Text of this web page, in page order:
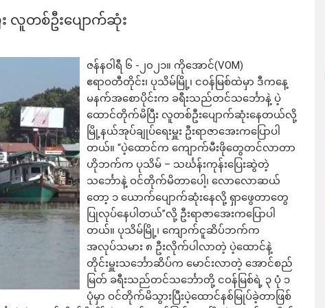
လူတစ်ဦးပျောက်ဆုံး
ဇန်နဝါရီ ၆ -၂၀၂၁။ ကိုအောင်(VOM)
ဧရာဝတီတိုင်း၊ ပုသိမ်မြို့၊ ငဝန်မြစ်ထဲမှာ ဒီကနေ့
မနက်အစောပိုင်းက ခရီးသည်တင်သင်္ဘောနဲ့ ပဲ့
ထောင်တိုက်မိပြီး လူတစ်ဦးပျောက်ဆုံးနေတယ်လို့
မြို့နယ်အုပ်ချုပ်ရေးမှူး ဦးရာဇာအေးကပြောပါ
တယ်။ “ပဲ့ထောင်က ကျောက်မီးဖိုတွေတင်လာတာ
ဟိုဘက်က ပုသိမ် – သင်္ဃန်းကုန်းပြေးဆွဲတဲ့
သင်္ဘောနဲ့ ဝင်တိုက်မိတာပေါ့၊ လောလောဆယ်
တော့ ၁ ယောက်ပျောက်ဆုံးနေလို့ ရှာဖွေတာတွေ
ပြုလုပ်နေပါတယ်”လို့ ဦးရာဇာအေးကပြောပါ
တယ်။ ပုသိမ်မြို့၊ ကျောက်ငူဆိပ်ဘက်က
အလုပ်သမား ၈ ဦးလိုက်ပါလာတဲ့ ပဲ့ထောင်နဲ့
တိုင်းမှူးသင်္ဘောဆိပ်က မောင်းလာတဲ့ အောင်စည်
မြတ် ခရီးသည်တင်သင်္ဘောတို့ ငဝန်မြစ်ရဲ့ ၃ ပုံ ၁
ပုံမှာ ဝင်တိုက်မိသွားပြီးပဲ့ထောင်နစ်မြုပ်ခဲ့တာဖြစ်